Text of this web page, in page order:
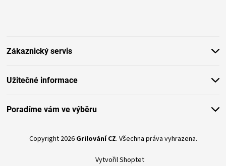
Zákaznický servis
Užitečné informace
Poradíme vám ve výběru
Vytvořil Shoptet
Copyright 2026 Grilování CZ. Všechna práva vyhrazena.